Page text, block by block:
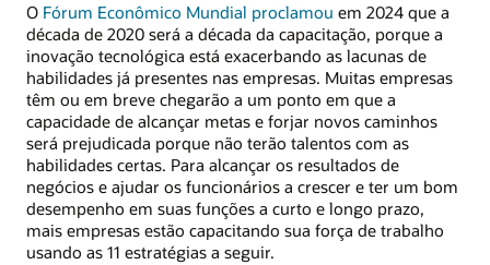
O Fórum Econômico Mundial proclamou em 2024 que a
década de 2020 será a década da capacitação, porque a
inovação tecnológica está exacerbando as lacunas de
habilidades já presentes nas empresas. Muitas empresas
têm ou em breve chegarão a um ponto em que a
capacidade de alcançar metas e forjar novos caminhos
será prejudicada porque não terão talentos com as
habilidades certas. Para alcançar os resultados de
negócios e ajudar os funcionários a crescer e ter um bom
desempenho em suas funções a curto e longo prazo,
mais empresas estão capacitando sua força de trabalho
usando as 11 estratégias a seguir.